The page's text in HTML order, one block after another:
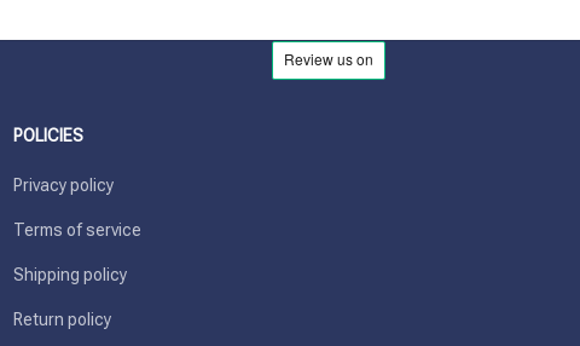
POLICIES
Privacy policy
Terms of service
Shipping policy
Return policy